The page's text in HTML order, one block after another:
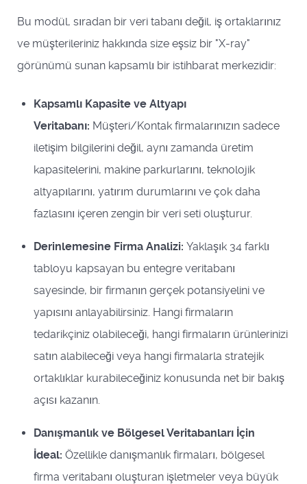
Bu modül, sıradan bir veri tabanı değil, iş ortaklarınız
ve müşterileriniz hakkında size eşsiz bir "X-ray"
görünümü sunan kapsamlı bir istihbarat merkezidir:
Kapsamlı Kapasite ve Altyapı
Veritabanı: Müşteri/Kontak firmalarınızın sadece
iletişim bilgilerini değil, aynı zamanda üretim
kapasitelerini, makine parkurlarını, teknolojik
altyapılarını, yatırım durumlarını ve çok daha
fazlasını içeren zengin bir veri seti oluşturur.
Derinlemesine Firma Analizi: Yaklaşık 34 farklı
tabloyu kapsayan bu entegre veritabanı
sayesinde, bir firmanın gerçek potansiyelini ve
yapısını anlayabilirsiniz. Hangi firmaların
tedarikçiniz olabileceği, hangi firmaların ürünlerinizi
satın alabileceği veya hangi firmalarla stratejik
ortaklıklar kurabileceğiniz konusunda net bir bakış
açısı kazanın.
Danışmanlık ve Bölgesel Veritabanları İçin
İdeal: Özellikle danışmanlık firmaları, bölgesel
firma veritabanı oluşturan işletmeler veya büyük